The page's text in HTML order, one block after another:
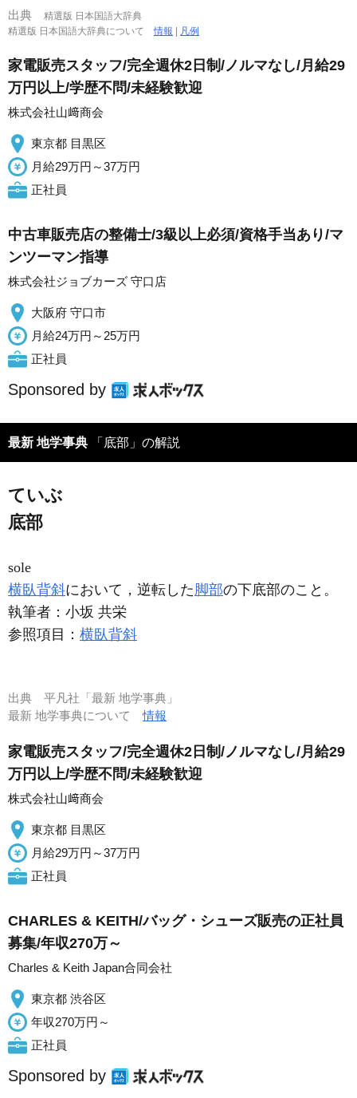
出典
精選版 日本国語大辞典
精選版 日本国語大辞典について情報 凡例
家電販売スタッフ/完全週休2日制/ノルマなし/月給29
万円以上/学歴不問/未経験歓迎
株式会社山﨑商会
東京都 目黒区
月給29万円～37万円
正社員
中古車販売店の整備士/3級以上必須/資格手当あり/マ
ンツーマン指導
株式会社ジョブカーズ 守口店
大阪府 守口市
月給24万円～25万円
正社員
Sponsored by
最新 地学事典 「底部」の解説
ていぶ
底部
sole
横臥背斜において，逆転した脚部の下底部のこと。
執筆者： 小坂 共栄
参照項目： 横臥背斜
出典 平凡社「最新 地学事典」
最新 地学事典について情報
家電販売スタッフ/完全週休2日制/ノルマなし/月給29
万円以上/学歴不問/未経験歓迎
株式会社山﨑商会
東京都 目黒区
月給29万円～37万円
正社員
CHARLES & KEITH/バッグ・シューズ販売の正社員
募集/年収270万～
Charles & Keith Japan合同会社
東京都 渋谷区
年収270万円～
正社員
Sponsored by